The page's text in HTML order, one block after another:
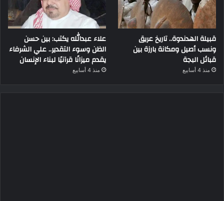
قبيلة الهدندوة.. تاريخ عريق
ونسب أصيل ومكانة بارزة بين
قبائل البجة
منذ 4 أسابيع
علاء عبدالله يكتب: بين حسن
الظن وسوء التقدير.. علي الشرفاء
يقدم ميزانًا قرآنيًا لبناء الإنسان
منذ 4 أسابيع